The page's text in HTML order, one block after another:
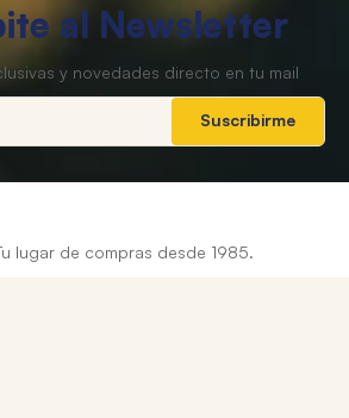
al Newsletter
Suscribirme
lugar de compras desde 1985.